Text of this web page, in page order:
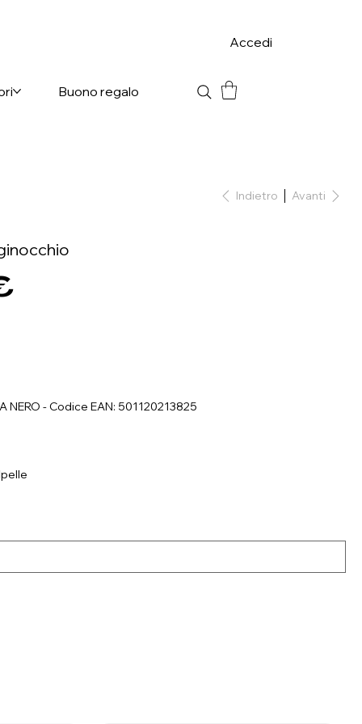
Buono regalo
Accedi
Indietro Avanti
NERO - Codice EAN: 501120213825